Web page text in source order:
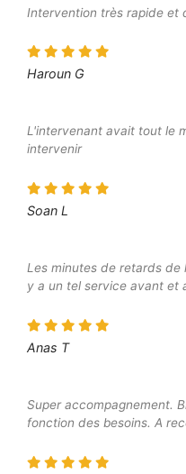
Intervention très rapide et
Haroun G
L'intervenant avait tout le
intervenir
Soan L
Les minutes de retards de
y a un tel service avant et
Anas T
Super accompagnement.
fonction des besoins. A